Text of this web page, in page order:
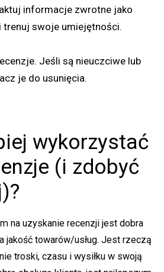
informacje zwrotne jako
trenuj swoje umiejętności.
Jeśli są nieuczciwe lub
je do usunięcia.
wykorzystać
(i zdobyć
na uzyskanie recenzji jest dobra
jakość towarów/usług. Jest rzeczą
troski, czasu i wysiłku w swoją